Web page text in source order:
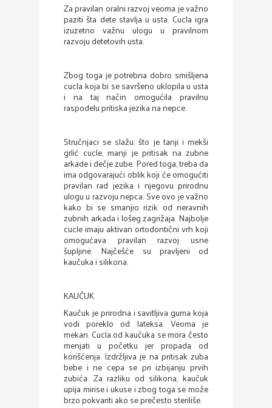
Za pravilan oralni razvoj veoma je važno
paziti šta dete stavlja u usta. Cucla igra
izuzetno važnu ulogu u pravilnom
razvoju detetovih usta.
Zbog toga je potrebna dobro smišljena
cucla koja bi se savršeno uklopila u usta
i na taj način omogućila pravilnu
raspodelu pritiska jezika na nepce.
Stručnjaci se slažu: što je tanji i mekši
grlić cucle, manji je pritisak na zubne
arkade i dečje zube. Pored toga, treba da
ima odgovarajući oblik koji će omogućiti
pravilan rad jezika i njegovu prirodnu
ulogu u razvoju nepca. Sve ovo je važno
kako bi se smanjio rizik od neravnih
zubnih arkada i lošeg zagrižaja. Najbolje
cucle imaju aktivan ortodontični vrh koji
omogućava pravilan razvoj usne
šupljine. Najčešće su pravljeni od
kaučuka i silikona.
KAUČUK
Kaučuk je prirodna i savitljiva guma koja
vodi poreklo od lateksa. Veoma je
mekan. Cucla od kaučuka se mora često
menjati u početku jer propada od
korišćenja. Izdržljiva je na pritisak zuba
bebe i ne cepa se pri izbijanju prvih
zubića. Za razliku od silikona, kaučuk
upija mirise i ukuse i zbog toga se može
brzo pokvariti ako se prečesto steriliše.